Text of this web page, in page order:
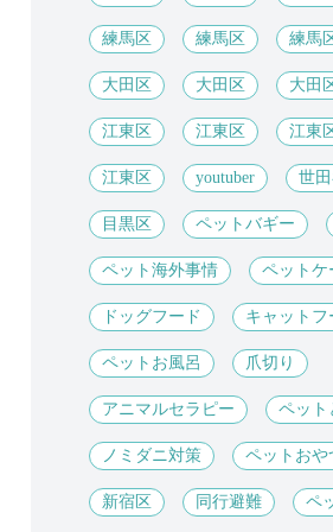
練馬区 練馬区 練馬
大田区 大田区 大田
江東区 江東区 江東
江東区 youtuber 世
目黒区 ペットバギー
ペット海外事情 ペットケ
ドッグフード キャットフ
ペットお風呂 爪切り
アニマルセラピー ペット
ノミダニ対策 ペットおや
新宿区 同行避難 ペ